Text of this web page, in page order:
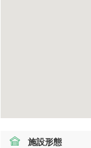
施設形態